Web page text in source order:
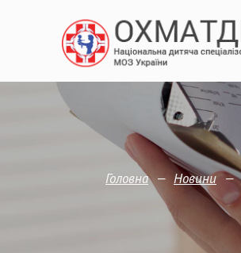
Головна — Новини —